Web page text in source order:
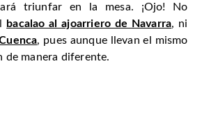
triunfar en la mesa. ¡Ojo! No
bacalao al ajoarriero de Navarra, ni
, pues aunque llevan el mismo
de manera diferente.